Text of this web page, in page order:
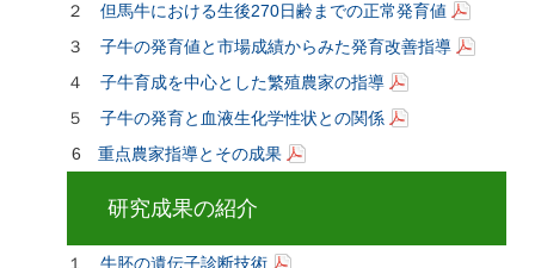
２ 但馬牛における生後270日齢までの正常発育値
３ 子牛の発育値と市場成績からみた発育改善指導
４ 子牛育成を中心とした繁殖農家の指導
５ 子牛の発育と血液生化学性状との関係
6 重点農家指導とその成果
研究成果の紹介
１ 牛胚の遺伝子診断技術